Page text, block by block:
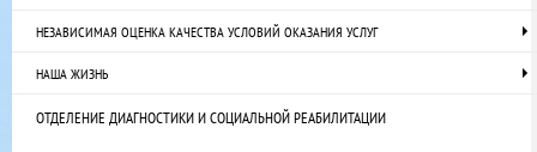
НЕЗАВИСИМАЯ ОЦЕНКА КАЧЕСТВА УСЛОВИЙ ОКАЗАНИЯ УСЛУГ
НАША ЖИЗНЬ
ОТДЕЛЕНИЕ ДИАГНОСТИКИ И СОЦИАЛЬНОЙ РЕАБИЛИТАЦИИ